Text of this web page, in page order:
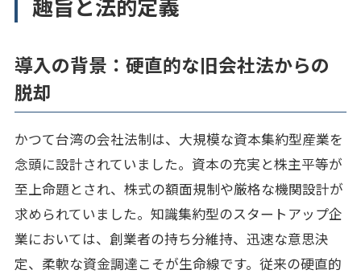
趣旨と法的定義
導入の背景：硬直的な旧会社法からの
脱却
かつて台湾の会社法制は、大規模な資本集約型産業を
念頭に設計されていました。資本の充実と株主平等が
至上命題とされ、株式の額面規制や厳格な機関設計が
求められていました。知識集約型のスタートアップ企
業においては、創業者の持ち分維持、迅速な意思決
定、柔軟な資金調達こそが生命線です。従来の硬直的